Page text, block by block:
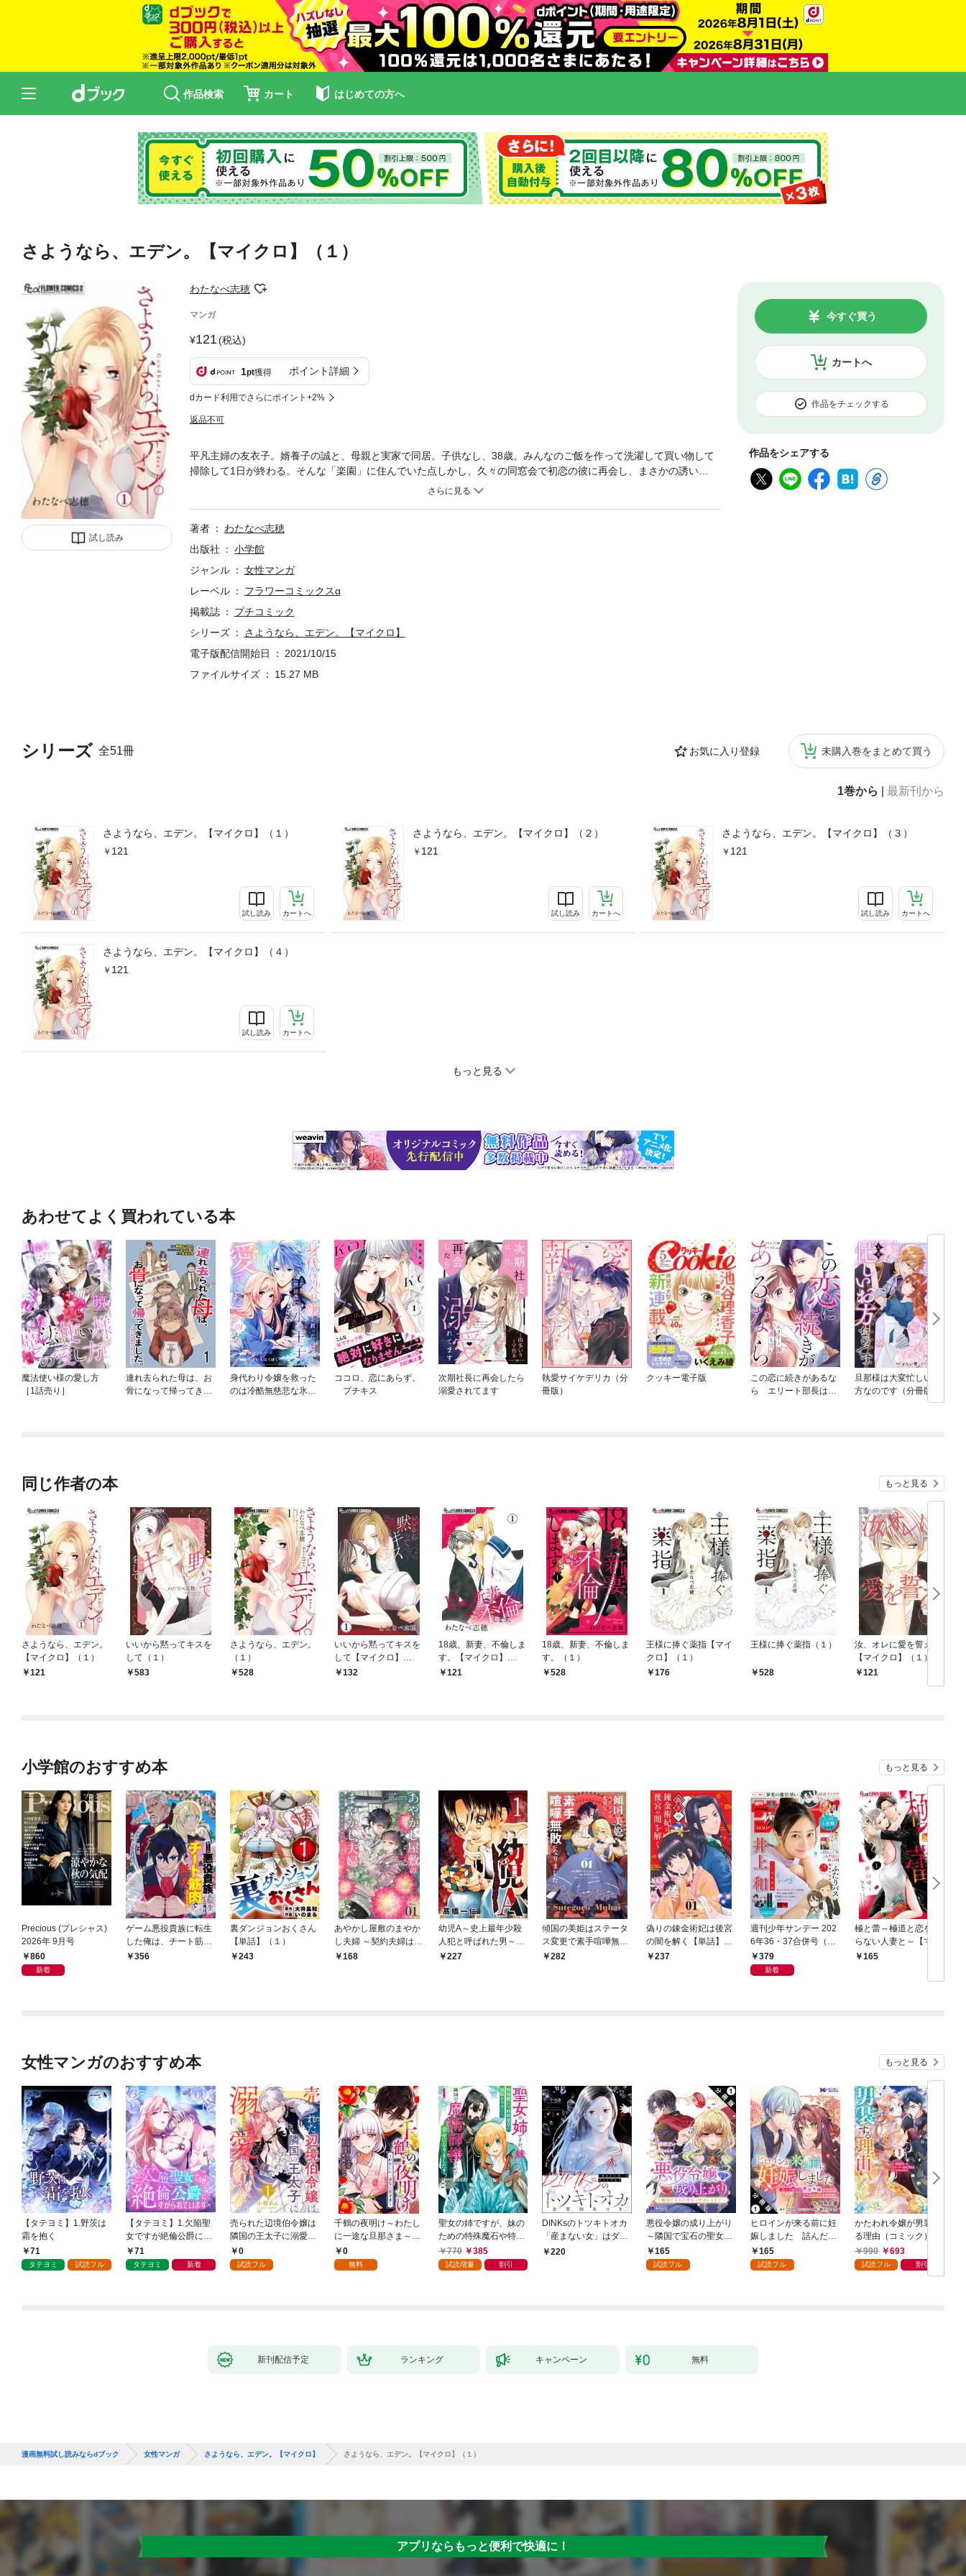
作品検索 カート はじめての方へ
さようなら、エデン。【マイクロ】（１）
試し読み
わたなべ志穂
マンガ
121(税込)
1pt獲得 ポイント詳細
dカード利用でさらにポイント+2%
返品不可
カートへ
今すぐ買う
作品をチェックする
作品をシェアする
シリーズ 全51冊 お気に入り登録 未購入巻をまとめて買う
1巻から 最新刊から
さようなら、エデン。【マイクロ】（１）
121
試し読み カートへ
さようなら、エデン。【マイクロ】（２）
121
試し読み カートへ
さようなら、エデン。【マイクロ】（３）
121
試し読み カートへ
さようなら、エデン。【マイクロ】（４）
121
試し読み カートへ
もっと見る
平凡主婦の友衣子。婿養子の誠と、母親と実家で同居。子供なし、38歳。みんなのご飯を作って洗濯して買い物して
掃除して1日が終わる。そんな「楽園」に住んでいた点しかし、久々の同窓会で初恋の彼に再会し、まさかの誘い
著者
わたなべ志穂
出版社
小学館
ジャンル
女性マンガ
レーベル
フラワーコミックスα
掲載誌
プチコミック
シリーズ
さようなら、エデン。【マイクロ】
電子版配信開始日
2021/10/15
ファイルサイズ
15.27 MB
あわせてよく買われている本
魔法使い様の愛し方
［1話売り］
連れ去られた母は、お
骨になって帰ってきま
身代わり令嬢を救った
のは冷酷無慈悲な氷の
ココロ、恋にあらず。
プチキス
次期社長に再会したら
溺愛されてます
執愛サイケデリカ（分
冊版）
クッキー電子版
この恋に続きがあるな
ら エリート部長は今
旦那様は大変忙しいお
方なのです（分冊版）
同じ作者の本 もっと見る
さようなら、エデン。
【マイクロ】（１）
121
いいから黙ってキスを
して（１）
583
さようなら、エデン。
（１）
528
いいから黙ってキスを
して【マイクロ】
（１）
132
18歳、新妻、不倫しま
す。【マイクロ】
（１）
121
18歳、新妻、不倫しま
す。（１）
528
王様に捧ぐ薬指【マイ
クロ】（１）
176
王様に捧ぐ薬指（１）
528
汝、オレに愛を誓え
【マイクロ】（１）
121
小学館のおすすめ本 もっと見る
Precious (プレシャス)
2026年 9月号
860
新着
ゲーム悪役貴族に転生
した俺は、チート筋肉
で無双する【単話】
356
裏ダンジョンおくさん
【単話】（１）
243
あやかし屋敷のまやか
し夫婦 ～契約夫婦は鎌
倉で妖怪の集う家を守
168
幼児A～史上最年少殺
人犯と呼ばれた男～
【単話】（１）
227
傾国の美姫はステータ
ス変更で素手喧嘩無敗
になりました【単話】
282
偽りの錬金術妃は後宮
の闇を解く【単話】
（１）
237
週刊少年サンデー 202
6年36・37合併号（20
26年8月5日発売号）
379
新着
極と蕾～極道と恋を知
らない人妻と～【マイ
クロ】（１）
165
女性マンガのおすすめ本 もっと見る
【タテヨミ】1.野茨は
霜を抱く
71
タテヨミ 試読フル
【タテヨミ】1.欠陥聖
女ですが絶倫公爵にす
がられています
71
タテヨミ 新着
売られた辺境伯令嬢は
隣国の王太子に溺愛さ
れる 1
0
試読フル
千鶴の夜明け～わたし
に一途な旦那さま～
【分冊版】 1話「北条
家の生贄（１）」
0
無料
聖女の姉ですが、妹の
ための特殊魔石や特殊
薬草の採取をやめた
ら、隣国の魔術師様の
770 385
試読増量 割引
DINKsのトツキトオカ
「産まない女」はダメ
ですか？（分冊版）
220
悪役令嬢の成り上がり
～隣国で宝石の聖女と
呼ばれるまで～（コミ
ック） 分冊版 1
165
試読フル
ヒロインが来る前に妊
娠しました 詰んだは
ずの悪役令嬢ですが、
どうやら違うようです
165
試読フル
かたわれ令嬢が男装す
る理由（コミック） 1
990
693
試読フル 割引
新刊配信予定 ランキング キャンペーン 無料
漫画無料試し読みならdブック 女性マンガ さようなら、エデン。【マイクロ】 さようなら、エデン。【マイクロ】（１）
アプリならもっと便利で快適に！